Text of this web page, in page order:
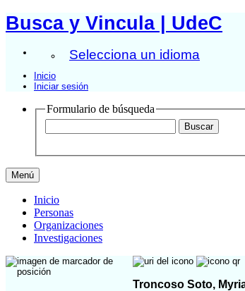
Busca y Vincula | UdeC
Selecciona un idioma
Inicio
Iniciar sesión
Formulario de búsqueda
Menú
Inicio
Personas
Organizaciones
Investigaciones
Troncoso Soto,